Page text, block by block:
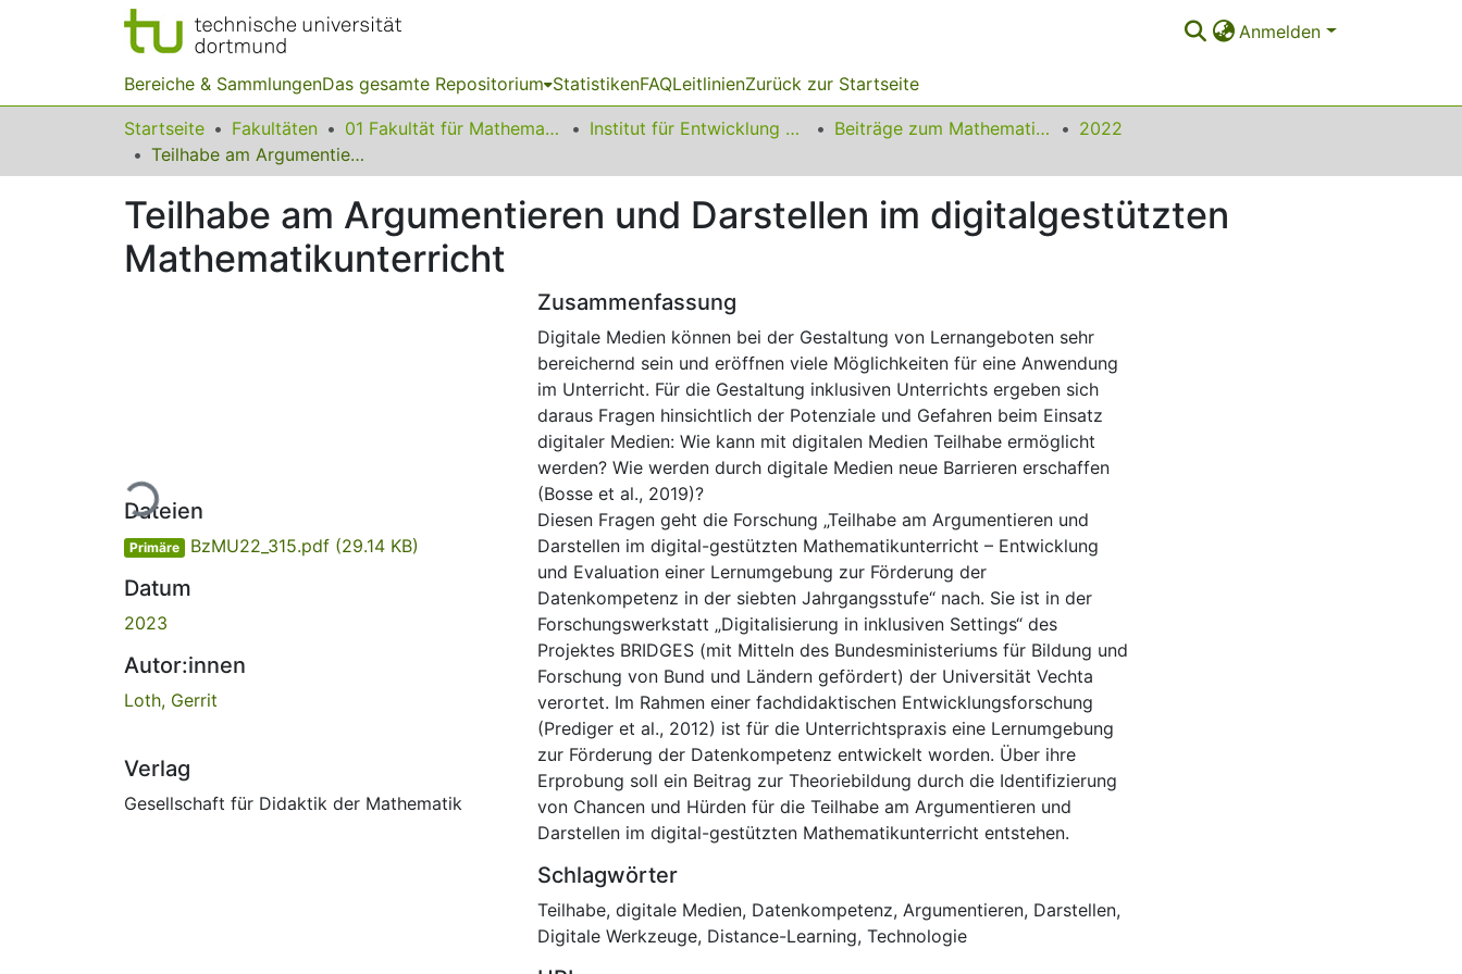
Anmelden
Bereiche & SammlungenDas gesamte Repositorium StatistikenFAQLeitlinienZurück zur Startseite
Startseite Fakultäten 01 Fakultät für Mathematik Institut für Entwicklung und Erforschung des Mathematikunterrichts Beiträge zum Mathematikunterricht
2022
Teilhabe am Argumentieren und Darstellen im digitalgestützten Mathematikunterricht
Teilhabe am Argumentieren und Darstellen im digitalgestützten
Mathematikunterricht
Lade...
Dateien
Primäre BzMU22_315.pdf (29.14 KB)
Datum
2023
Autor:innen
Loth, Gerrit
Verlag
Gesellschaft für Didaktik der Mathematik
Zusammenfassung
Digitale Medien können bei der Gestaltung von Lernangeboten sehr
bereichernd sein und eröffnen viele Möglichkeiten für eine Anwendung
im Unterricht. Für die Gestaltung inklusiven Unterrichts ergeben sich
daraus Fragen hinsichtlich der Potenziale und Gefahren beim Einsatz
digitaler Medien: Wie kann mit digitalen Medien Teilhabe ermöglicht
werden? Wie werden durch digitale Medien neue Barrieren erschaffen
(Bosse et al., 2019)?
Diesen Fragen geht die Forschung „Teilhabe am Argumentieren und
Darstellen im digital-gestützten Mathematikunterricht – Entwicklung
und Evaluation einer Lernumgebung zur Förderung der
Datenkompetenz in der siebten Jahrgangsstufe“ nach. Sie ist in der
Forschungswerkstatt „Digitalisierung in inklusiven Settings“ des
Projektes BRIDGES (mit Mitteln des Bundesministeriums für Bildung und
Forschung von Bund und Ländern gefördert) der Universität Vechta
verortet. Im Rahmen einer fachdidaktischen Entwicklungsforschung
(Prediger et al., 2012) ist für die Unterrichtspraxis eine Lernumgebung
zur Förderung der Datenkompetenz entwickelt worden. Über ihre
Erprobung soll ein Beitrag zur Theoriebildung durch die Identifizierung
von Chancen und Hürden für die Teilhabe am Argumentieren und
Darstellen im digital-gestützten Mathematikunterricht entstehen.
Schlagwörter
Teilhabe, digitale Medien, Datenkompetenz, Argumentieren, Darstellen,
Digitale Werkzeuge, Distance-Learning, Technologie